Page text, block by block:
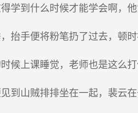
到什么时候才能学会啊，他
手便将粉笔扔了过去，顿时
上课睡觉，老师也是这么
山贼排排坐在一起，裴云在